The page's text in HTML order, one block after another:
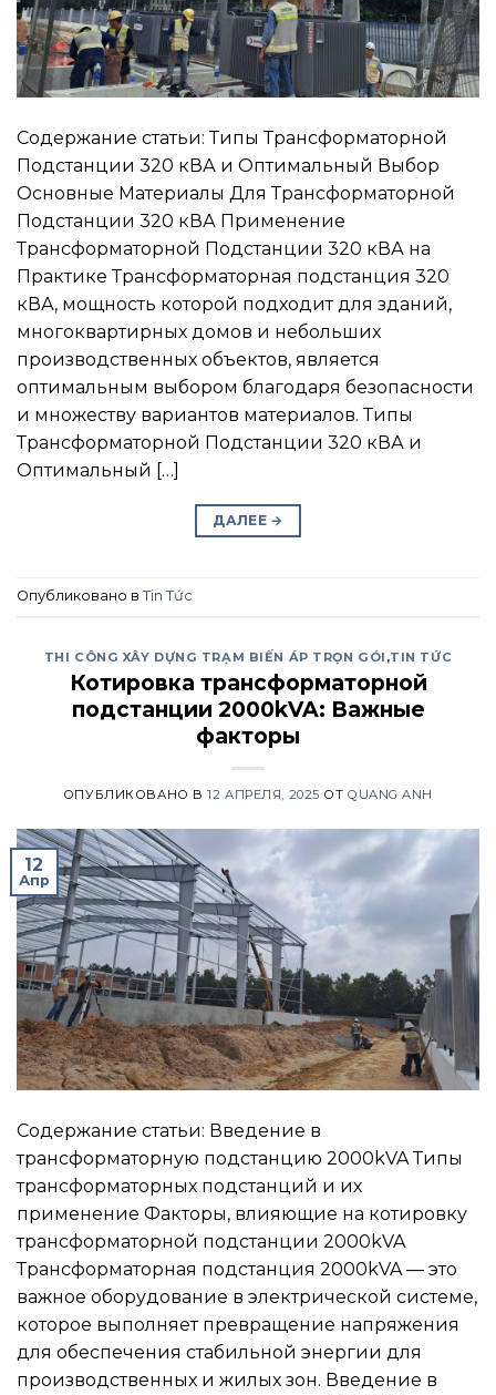
Содержание статьи: Типы Трансформаторной
Подстанции 320 кВА и Оптимальный Выбор
Основные Материалы Для Трансформаторной
Подстанции 320 кВА Применение
Трансформаторной Подстанции 320 кВА на
Практике Трансформаторная подстанция 320
кВА, мощность которой подходит для зданий,
многоквартирных домов и небольших
производственных объектов, является
оптимальным выбором благодаря безопасности
и множеству вариантов материалов. Типы
Трансформаторной Подстанции 320 кВА и
Оптимальный […]
ДАЛЕЕ →
Опубликовано в Tin Tức
THI CÔNG XÂY DỰNG TRẠM BIẾN ÁP TRỌN GÓI ,TIN TỨC
Котировка трансформаторной
подстанции 2000kVA: Важные
факторы
ОПУБЛИКОВАНО В12 АПРЕЛЯ, 2025 ОТ QUANG ANH
12
Апр
Содержание статьи: Введение в
трансформаторную подстанцию 2000kVA Типы
трансформаторных подстанций и их
применение Факторы, влияющие на котировку
трансформаторной подстанции 2000kVA
Трансформаторная подстанция 2000kVA — это
важное оборудование в электрической системе,
которое выполняет превращение напряжения
для обеспечения стабильной энергии для
производственных и жилых зон. Введение в